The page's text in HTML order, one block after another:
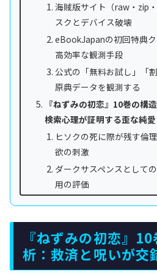
海賊版サイト（raw・zip
スクとデバイス破壊
eBookJapanの初回特典
高効率な観測手段
公式の「無料お試し」「
原典データを観測する
『ねずみの初恋』10巻の構
検索心理が証明する歪な純愛
ヒソクの死に際が残す倫
欲の刺激
ダークサスペンスとして
用の評価
『ねずみの初恋』
析：救済と呪いが交